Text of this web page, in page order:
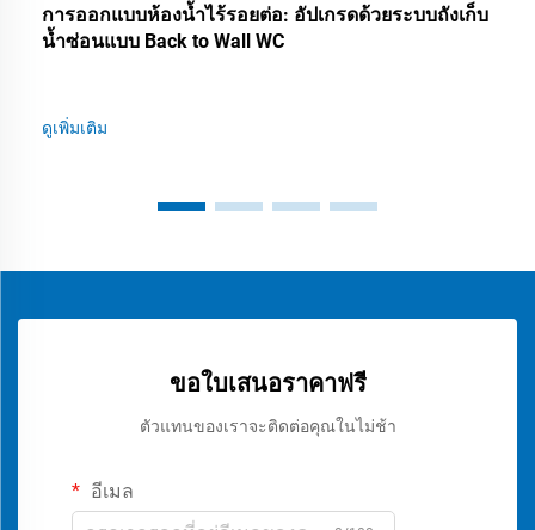
การออกแบบห้องน้ำไร้รอยต่อ: อัปเกรดด้วยระบบถังเก็บ
น้ำซ่อนแบบ Back to Wall WC
ดูเพิ่มเติม
ขอใบเสนอราคาฟรี
ตัวแทนของเราจะติดต่อคุณในไม่ช้า
อีเมล